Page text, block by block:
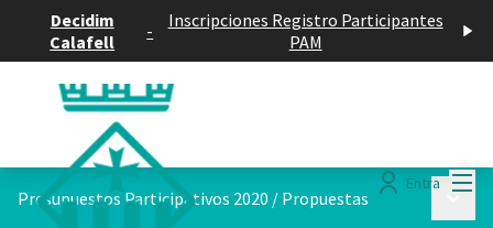
Decidim
Calafell
-
Inscripciones Registro Participantes
PAM
Entra
Presupuestos Participativos 2020 / Propuestas